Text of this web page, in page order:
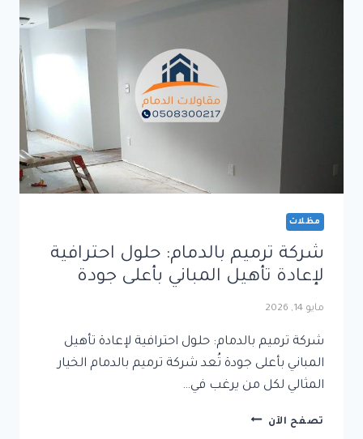
المساحات
الخارجية
مظلات
شركة ترميم بالدمام: حلول احترافية
لإعادة تأهيل المباني بأعلى جودة
مايو 14, 2026
شركة ترميم بالدمام: حلول احترافية لإعادة تأهيل
المباني بأعلى جودة تُعد شركة ترميم بالدمام الخيار
المثالي لكل من يرغب في…
تصفح الآن شركة